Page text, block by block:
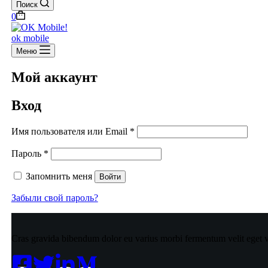
Поиск
Корзина
0
ok mobile
Меню
Мой аккаунт
Вход
Имя пользователя или Email *Обязательно
Пароль *Обязательно
Запомнить меня Войти
Забыли свой пароль?
Cras gravida bibendum dolor eu varius morbi fermentum velit eget